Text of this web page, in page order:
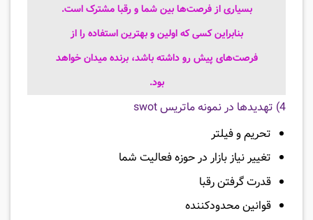
بسیاری از فرصت‌ها بین شما و رقبا مشترک است.
بنابراین کسی که اولین و بهترین استفاده را از
فرصت‌های پیش رو داشته باشد، برنده میدان خواهد
بود.
4) تهدیدها در نمونه ماتریس swot
تحریم و فیلتر
تغییر نیاز بازار در حوزه فعالیت شما
قدرت گرفتن رقبا
قوانین محدودکننده